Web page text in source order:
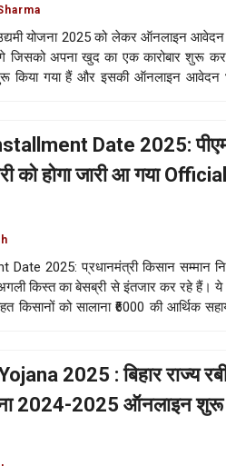
योजना 2025 को लेकर ऑनलाइन
जिसको अपना खुद का एक कारोबार शुरू
किया गया हैं और इसकी ऑनलाइन आवेदन
Date 2025:
को होगा जारी आ गया
2025: प्रधानमंत्री किसान सम्मान
किस्त का बेसब्री से इंतजार कर रहे हैं।
किसानों को सालाना ₹6000 की आर्थिक
2025 : बिहार राज्य
2024-2025 ऑनलाइन शुरू